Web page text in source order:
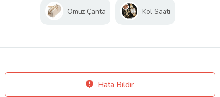
Omuz Çanta Kol Saati
Hata Bildir